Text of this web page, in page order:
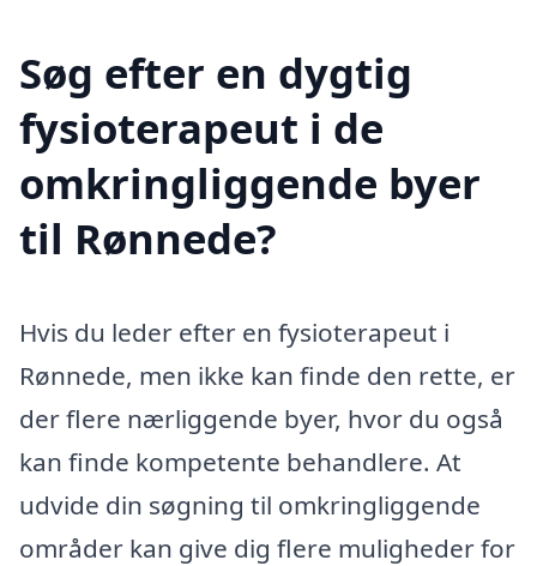
Søg efter en dygtig
fysioterapeut i de
omkringliggende byer
til Rønnede?
Hvis du leder efter en fysioterapeut i
Rønnede, men ikke kan finde den rette, er
der flere nærliggende byer, hvor du også
kan finde kompetente behandlere. At
udvide din søgning til omkringliggende
områder kan give dig flere muligheder for